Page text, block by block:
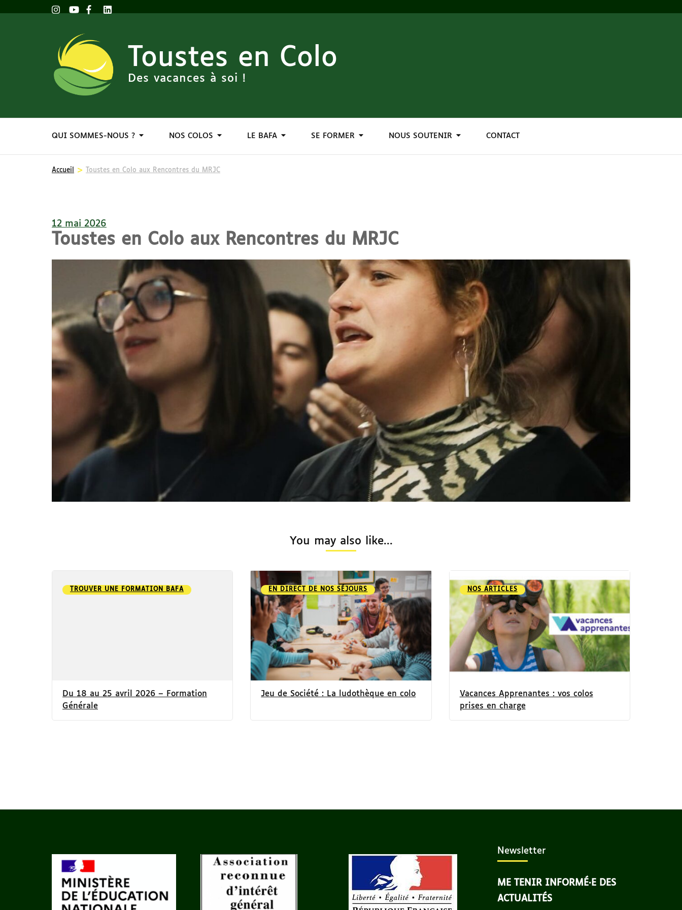
Toustes en Colo
Des vacances à soi !
QUI SOMMES-NOUS ? NOS COLOS LE BAFA SE FORMER NOUS SOUTENIR CONTACT
Accueil > Toustes en Colo aux Rencontres du MRJC
12 mai 2026
Toustes en Colo aux Rencontres du MRJC
You may also like...
TROUVER UNE FORMATION BAFA
Du 18 au 25 avril 2026 – Formation
Générale
EN DIRECT DE NOS SÉJOURS
Jeu de Société : La ludothèque en colo
NOS ARTICLES
Vacances Apprenantes : vos colos
prises en charge
Newsletter
ME TENIR INFORMÉ·E DES
ACTUALITÉS